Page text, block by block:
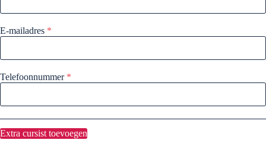
E-mailadres *
Telefoonnummer *
Extra cursist toevoegen